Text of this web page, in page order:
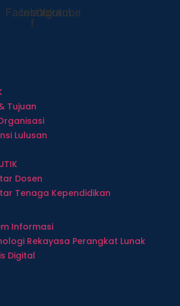
Facebook-
f
Instagram
Youtube
Tujuan
Lulusan
Dosen
Tenaga Kependidikan
Informasi
Rekayasa Perangkat Lunak
Digital